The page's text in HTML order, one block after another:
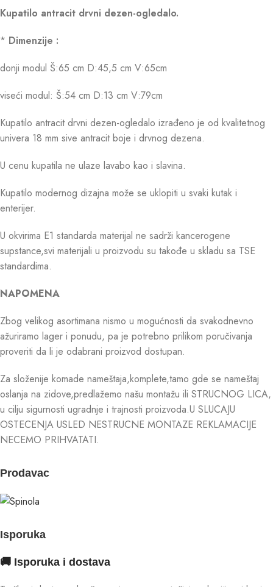
Kupatilo antracit drvni dezen-ogledalo.
* Dimenzije :
donji modul Š:65 cm D:45,5 cm V:65cm
viseći modul: Š:54 cm D:13 cm V:79cm
Kupatilo antracit drvni dezen-ogledalo izrađeno je od kvalitetnog
univera 18 mm sive antracit boje i drvnog dezena.
U cenu kupatila ne ulaze lavabo kao i slavina.
Kupatilo modernog dizajna može se uklopiti u svaki kutak i
enterijer.
U okvirima E1 standarda materijal ne sadrži kancerogene
supstance,svi materijali u proizvodu su takođe u skladu sa TSE
standardima.
NAPOMENA
Zbog velikog asortimana nismo u mogućnosti da svakodnevno
ažuriramo lager i ponudu, pa je potrebno prilikom poručivanja
proveriti da li je odabrani proizvod dostupan.
Za složenije komade nameštaja,komplete,tamo gde se nameštaj
oslanja na zidove,predlažemo našu montažu ili STRUCNOG LICA,
u cilju sigurnosti ugradnje i trajnosti proizvoda.U SLUCAJU
OSTECENJA USLED NESTRUCNE MONTAZE REKLAMACIJE
NECEMO PRIHVATATI.
Prodavac
Isporuka
🚚 Isporuka i dostava